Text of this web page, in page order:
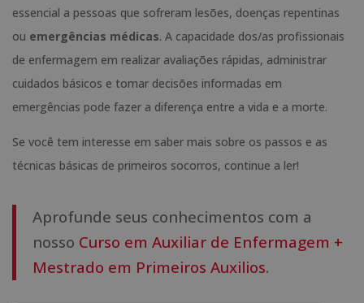
essencial a pessoas que sofreram lesões, doenças repentinas
ou emergências médicas. A capacidade dos/as profissionais
de enfermagem em realizar avaliações rápidas, administrar
cuidados básicos e tomar decisões informadas em
emergências pode fazer a diferença entre a vida e a morte.
Se você tem interesse em saber mais sobre os passos e as
técnicas básicas de primeiros socorros, continue a ler!
Aprofunde seus conhecimentos com a
nosso Curso em Auxiliar de Enfermagem +
Mestrado em Primeiros Auxilios.